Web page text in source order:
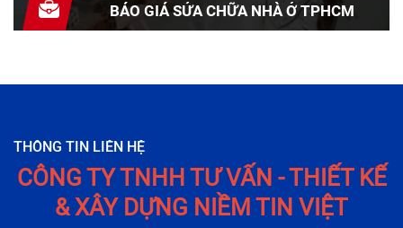
BÁO GIÁ SỬA CHỮA NHÀ Ở TPHCM
THÔNG TIN LIÊN HỆ
CÔNG TY TNHH TƯ VẤN - THIẾT KẾ
& XÂY DỰNG NIỀM TIN VIỆT